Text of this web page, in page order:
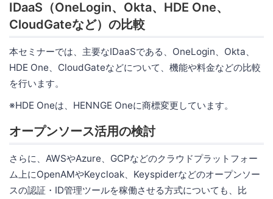
IDaaS（OneLogin、Okta、HDE One、
CloudGateなど）の比較
本セミナーでは、主要なIDaaSである、OneLogin、Okta、
HDE One、CloudGateなどについて、機能や料金などの比較
を行います。
※HDE Oneは、HENNGE Oneに商標変更しています。
オープンソース活用の検討
さらに、AWSやAzure、GCPなどのクラウドプラットフォー
ム上にOpenAMやKeycloak、Keyspiderなどのオープンソー
スの認証・ID管理ツールを稼働させる方式についても、比